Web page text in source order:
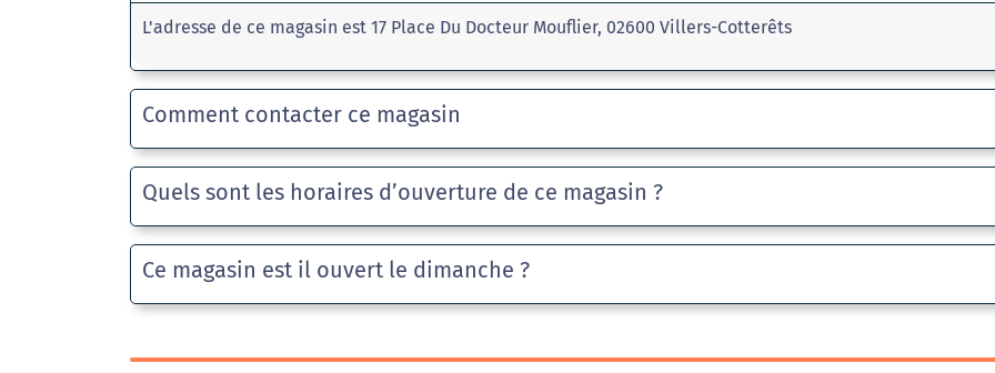
L'adresse de ce magasin est 17 Place Du Docteur Mouflier, 02600 Villers-Cotterêts
Comment contacter ce magasin
Quels sont les horaires d’ouverture de ce magasin ?
Ce magasin est il ouvert le dimanche ?